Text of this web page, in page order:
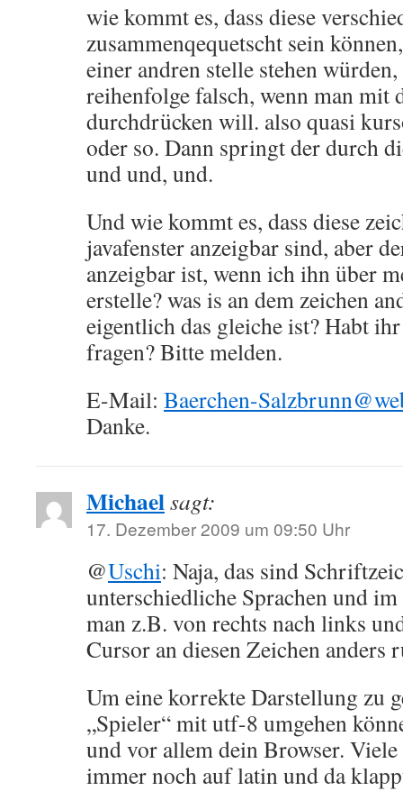
wie kommt es, dass diese
zusammenqequetscht sein
einer andren stelle stehen
reihenfolge falsch, wenn man mit
durchdrücken will. also quasi
oder so. Dann springt der durch
und und, und.
Und wie kommt es, dass diese
javafenster anzeigbar sind, aber
anzeigbar ist, wenn ich ihn über
erstelle? was is an dem zeichen
eigentlich das gleiche ist? Habt
fragen? Bitte melden.
E-Mail: Baerchen-
Danke.
Michaelsagt:
17. Dezember 2009 um 09:50 Uhr
@Uschi: Naja, das sind
unterschiedliche Sprachen und
man z.B. von rechts nach links
Cursor an diesen Zeichen anders
Um eine korrekte Darstellung zu
„Spieler“ mit utf-8 umgehen
und vor allem dein Browser. Viele
immer noch auf latin und da